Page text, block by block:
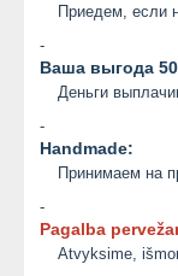
Приедем, если
-
Ваша выгода
Деньги
-
Handmade:
Принимаем на
-
Pagalba
Atvyksime,